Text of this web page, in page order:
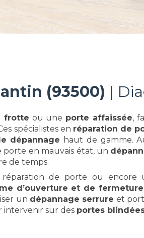
(93500) |
frotte ou une porte affaissée,
spécialistes en réparation de
dépannage haut de gamme.
en mauvais état, un
de temps.
de porte ou encore
d’ouverture et de fermeture
un dépannage serrure et
intervenir sur des portes